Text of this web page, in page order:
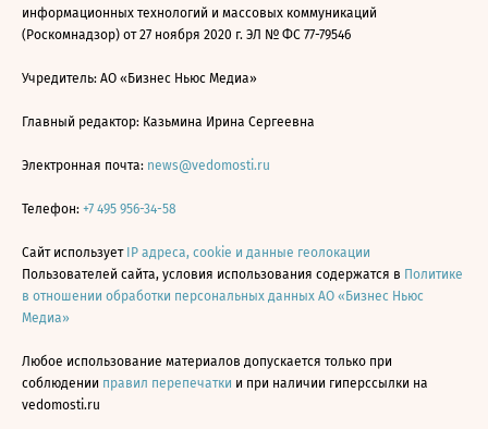
информационных технологий и массовых коммуникаций
(Роскомнадзор) от 27 ноября 2020 г. ЭЛ № ФС 77-79546
Учредитель: АО «Бизнес Ньюс Медиа»
Главный редактор: Казьмина Ирина Сергеевна
Электронная почта: news@vedomosti.ru
Телефон: +7 495 956-34-58
Сайт использует IP адреса, cookie и данные геолокации
Пользователей сайта, условия использования содержатся в Политике
в отношении обработки персональных данных АО «Бизнес Ньюс
Медиа»
Любое использование материалов допускается только при
соблюдении правил перепечатки и при наличии гиперссылки на
vedomosti.ru